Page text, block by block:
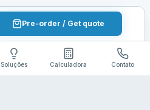
Pre-order / Get quote
Soluções Calculadora Contato